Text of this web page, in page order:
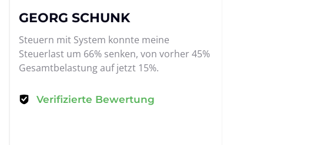
GEORG SCHUNK
Steuern mit System konnte meine
Steuerlast um 66% senken, von vorher 45%
Gesamtbelastung auf jetzt 15%.
Verifizierte Bewertung